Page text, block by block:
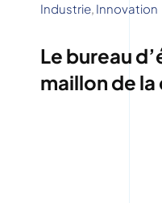
Industrie, Innovation
Le bureau
maillon de